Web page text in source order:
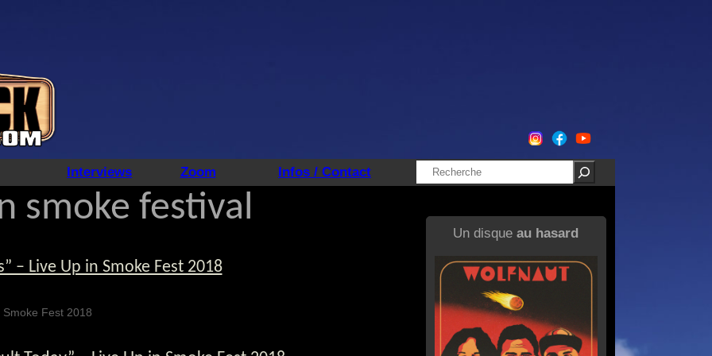
Interviews Zoom Infos / Contact Rechercher
smoke festival
– Live Up in Smoke Fest 2018
Smoke Fest 2018
Un disque au hasard